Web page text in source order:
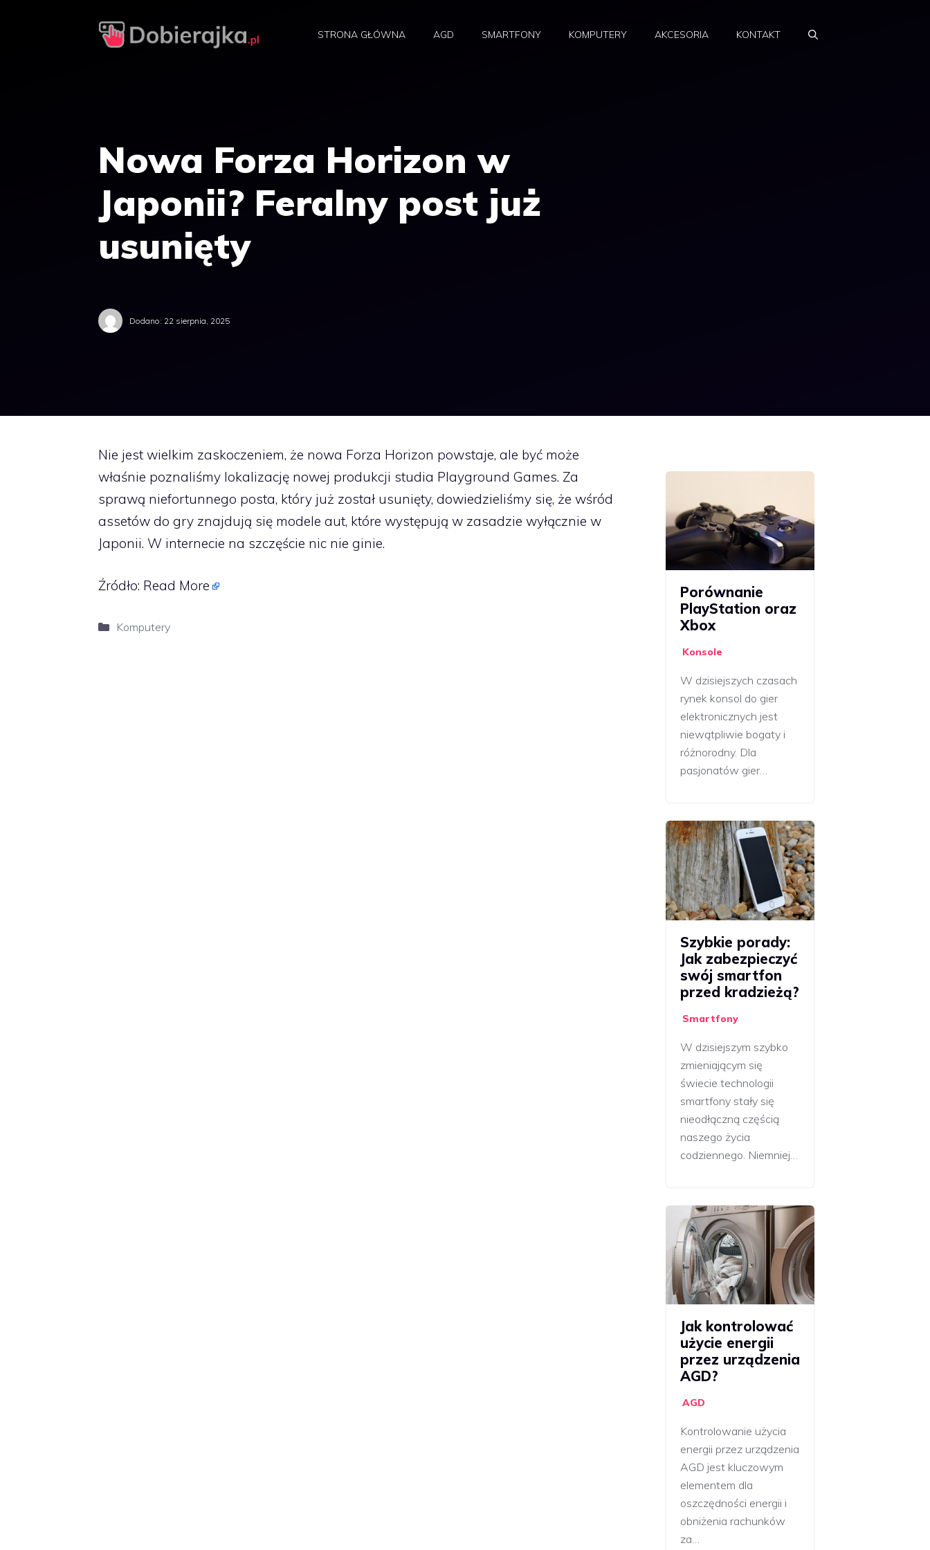
STRONA GŁÓWNA AGD SMARTFONY KOMPUTERY AKCESORIA KONTAKT
Nowa Forza Horizon w
Japonii? Feralny post już
usunięty
Dodano: 22 sierpnia, 2025
Nie jest wielkim zaskoczeniem, że nowa Forza Horizon powstaje, ale być może
właśnie poznaliśmy lokalizację nowej produkcji studia Playground Games. Za
sprawą niefortunnego posta, który już został usunięty, dowiedzieliśmy się, że wśród
assetów do gry znajdują się modele aut, które występują w zasadzie wyłącznie w
Japonii. W internecie na szczęście nic nie ginie.
Źródło: Read More
Kategorie
Komputery
Porównanie
PlayStation oraz
Xbox
Konsole
W dzisiejszych czasach
rynek konsol do gier
elektronicznych jest
niewątpliwie bogaty i
różnorodny. Dla
pasjonatów gier…
Szybkie porady:
Jak zabezpieczyć
swój smartfon
przed kradzieżą?
Smartfony
W dzisiejszym szybko
zmieniającym się
świecie technologii
smartfony stały się
nieodłączną częścią
naszego życia
codziennego. Niemniej…
Jak kontrolować
użycie energii
przez urządzenia
AGD?
AGD
Kontrolowanie użycia
energii przez urządzenia
AGD jest kluczowym
elementem dla
oszczędności energii i
obniżenia rachunków
za…